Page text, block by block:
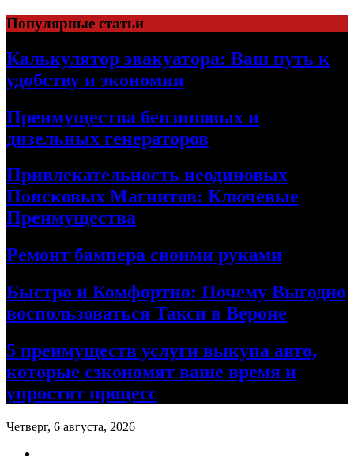
Skip
to
content
Популярные статьи
Калькулятор эвакуатора: Ваш путь к
удобству и экономии
Преимущества бензиновых и
дизельных генераторов
Привлекательность неодиновых
Поисковых Магнитов: Ключевые
Преимущества
Ремонт бампера своими руками
Быстро и Комфортно: Почему Выгодно
воспользоваться Такси в Вероне
5 преимуществ услуги выкупа авто,
которые сэкономят ваше время и
упростят процесс
Четверг, 6 августа, 2026